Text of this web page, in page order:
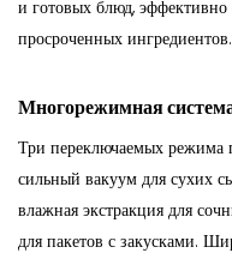
и готовых блюд,
просроченных ингредиентов.
Многорежимная
Три переключаемых режима
сильный вакуум для сухих
влажная экстракция для
для пакетов с закусками.